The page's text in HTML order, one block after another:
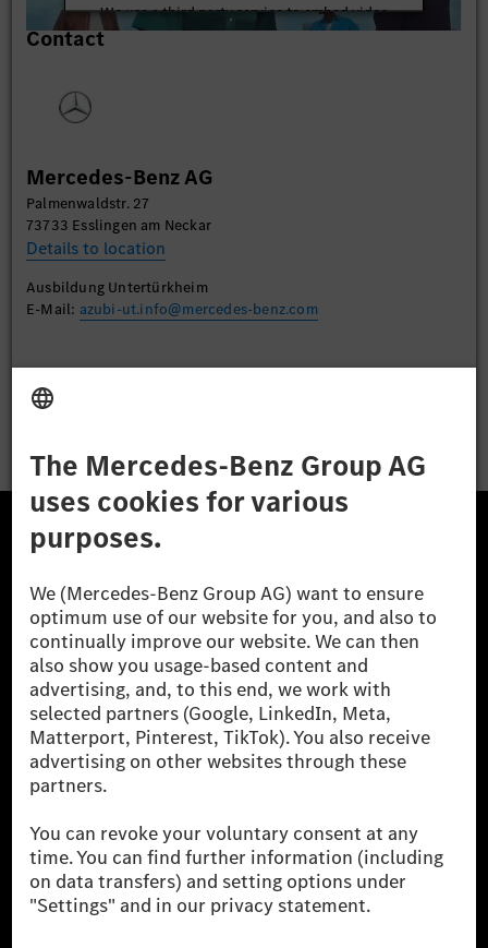
We use a third party service to embed video
content that may collect data about your activity.
Contact
Mercedes-Benz AG
Palmenwaldstr. 27
73733 Esslingen am Neckar
Details to location
Ausbildung Untertürkheim
E-Mail: azubi-ut.info@mercedes-benz.com
The Mercedes-Benz Group AG (former Daimler AG) is
one of the world's most successful automotive
companies. With Mercedes-Benz AG, we are one of
the leading global suppliers of premium and luxury
cars and vans. Mercedes-Benz Mobility AG offers
financing, leasing, car subscription and car rental,
fleet management, digital services for charging and
payment, insurance brokerage, as well as innovative
mobility services.
Learn more